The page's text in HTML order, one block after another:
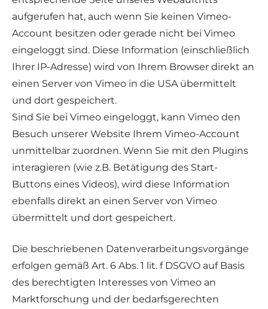
aufgerufen hat, auch wenn Sie keinen Vimeo-
Account besitzen oder gerade nicht bei Vimeo
eingeloggt sind. Diese Information (einschließlich
Ihrer IP-Adresse) wird von Ihrem Browser direkt an
einen Server von Vimeo in die USA übermittelt
und dort gespeichert.
Sind Sie bei Vimeo eingeloggt, kann Vimeo den
Besuch unserer Website Ihrem Vimeo-Account
unmittelbar zuordnen. Wenn Sie mit den Plugins
interagieren (wie z.B. Betätigung des Start-
Buttons eines Videos), wird diese Information
ebenfalls direkt an einen Server von Vimeo
übermittelt und dort gespeichert.
Die beschriebenen Datenverarbeitungsvorgänge
erfolgen gemäß Art. 6 Abs. 1 lit. f DSGVO auf Basis
des berechtigten Interesses von Vimeo an
Marktforschung und der bedarfsgerechten